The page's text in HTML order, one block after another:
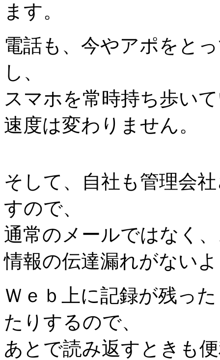
ます。
電話も、今やアポをと
し、
スマホを常時持ち歩い
速度は変わりません。
そして、自社も管理会
すので、
通常のメールではなく、
情報の伝達漏れがない
Ｗｅｂ上に記録が残っ
たりするので、
あとで読み返すときも